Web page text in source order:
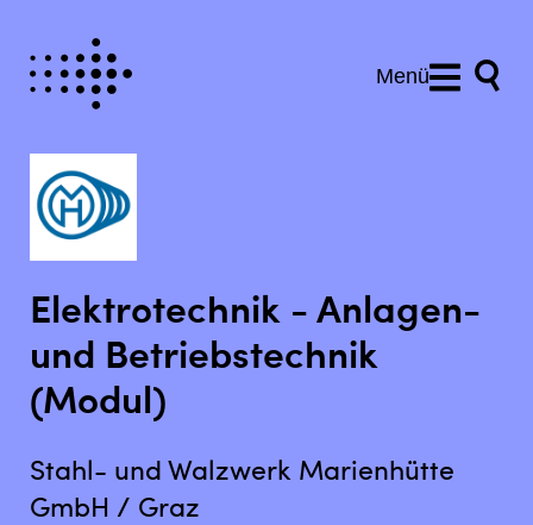
Menü
Elektrotechnik - Anlagen-
und Betriebstechnik
(Modul)
Stahl- und Walzwerk Marienhütte
GmbH / Graz